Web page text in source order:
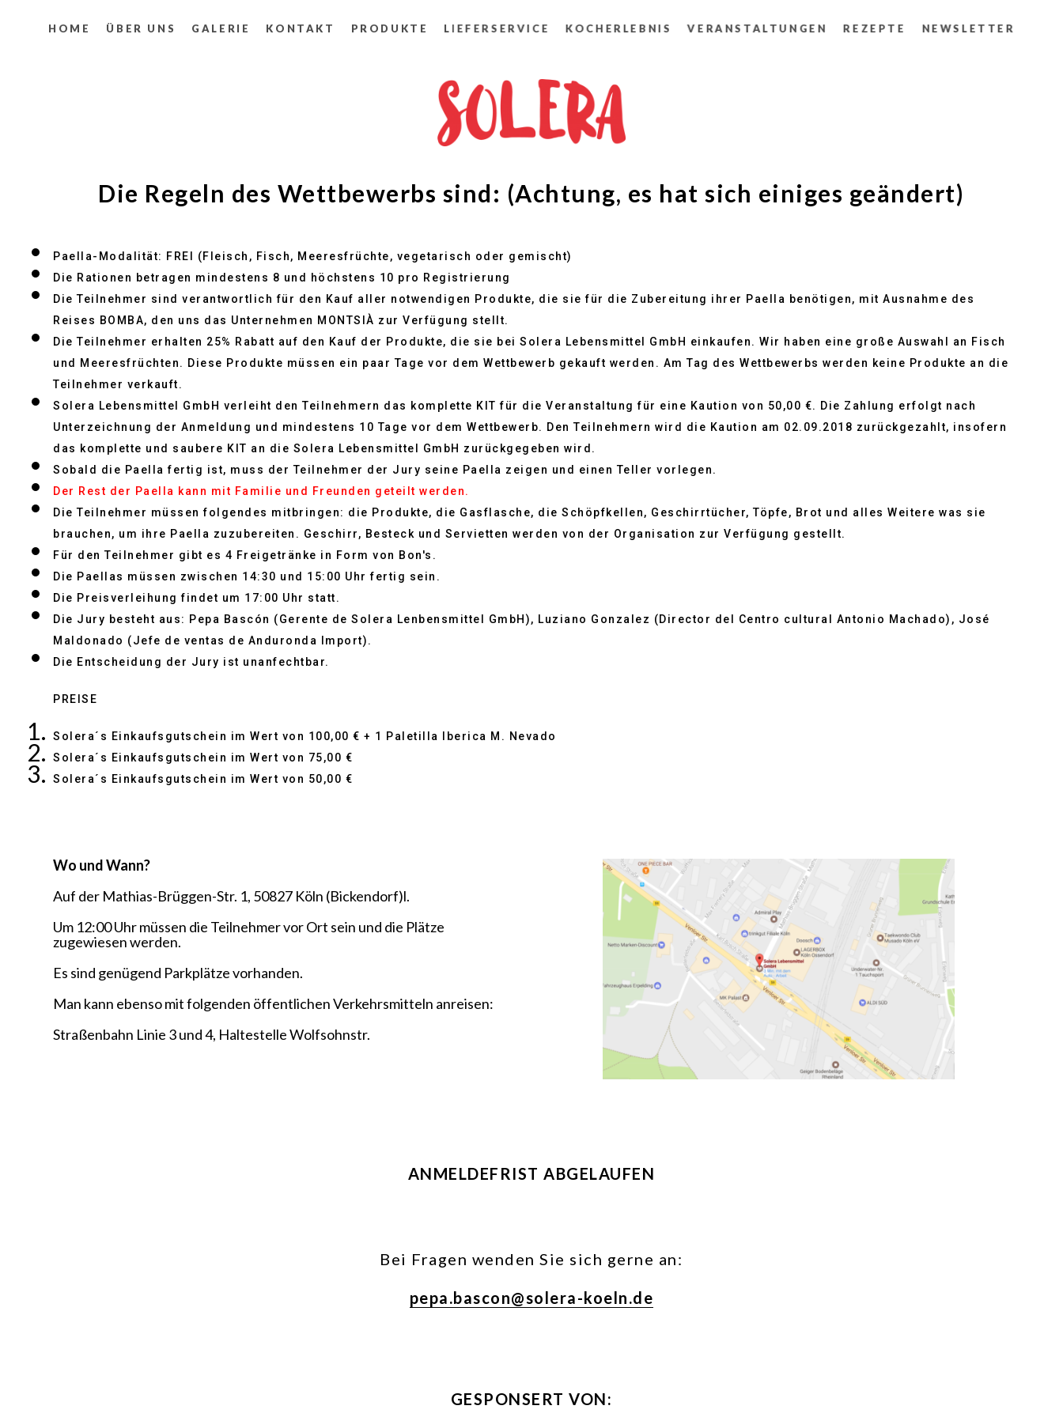
Die Regeln des Wettbewerbs sind: (Achtung, es hat sich einiges geändert)
Paella-Modalität: FREI (Fleisch, Fisch, Meeresfrüchte, vegetarisch oder gemischt)
Die Rationen betragen mindestens 8 und höchstens 10 pro Registrierung
Die Teilnehmer sind verantwortlich für den Kauf aller notwendigen Produkte, die sie für die Zubereitung ihrer Paella benötigen, mit Ausnahme des
Reises BOMBA, den uns das Unternehmen MONTSIÀ zur Verfügung stellt.
Die Teilnehmer erhalten 25% Rabatt auf den Kauf der Produkte, die sie bei Solera Lebensmittel GmbH einkaufen. Wir haben eine große Auswahl an Fisch
und Meeresfrüchten. Diese Produkte müssen ein paar Tage vor dem Wettbewerb gekauft werden. Am Tag des Wettbewerbs werden keine Produkte an die
Teilnehmer verkauft.
Solera Lebensmittel GmbH verleiht den Teilnehmern das komplette KIT für die Veranstaltung für eine Kaution von 50,00 €. Die Zahlung erfolgt nach
Unterzeichnung der Anmeldung und mindestens 10 Tage vor dem Wettbewerb. Den Teilnehmern wird die Kaution am 02.09.2018 zurückgezahlt, insofern
das komplette und saubere KIT an die Solera Lebensmittel GmbH zurückgegeben wird.
Sobald die Paella fertig ist, muss der Teilnehmer der Jury seine Paella zeigen und einen Teller vorlegen.
Der Rest der Paella kann mit Familie und Freunden geteilt werden.
Die Teilnehmer müssen folgendes mitbringen: die Produkte, die Gasflasche, die Schöpfkellen, Geschirrtücher, Töpfe, Brot und alles Weitere was sie
brauchen, um ihre Paella zuzubereiten. Geschirr, Besteck und Servietten werden von der Organisation zur Verfügung gestellt.
Für den Teilnehmer gibt es 4 Freigetränke in Form von Bon's.
Die Paellas müssen zwischen 14:30 und 15:00 Uhr fertig sein.
Die Preisverleihung findet um 17:00 Uhr statt.
Die Jury besteht aus: Pepa Bascón (Gerente de Solera Lenbensmittel GmbH), Luziano Gonzalez (Director del Centro cultural Antonio Machado), José
Maldonado (Jefe de ventas de Anduronda Import).
Die Entscheidung der Jury ist unanfechtbar.
PREISE
Solera´s Einkaufsgutschein im Wert von 100,00 € + 1 Paletilla Iberica M. Nevado
Solera´s Einkaufsgutschein im Wert von 75,00 €
Solera´s Einkaufsgutschein im Wert von 50,00 €
Wo und Wann?
Auf der Mathias-Brüggen-Str. 1, 50827 Köln (Bickendorf)l.
Um 12:00 Uhr müssen die Teilnehmer vor Ort sein und die Plätze
zugewiesen werden.
Es sind genügend Parkplätze vorhanden.
Man kann ebenso mit folgenden öffentlichen Verkehrsmitteln anreisen:
Straßenbahn Linie 3 und 4, Haltestelle Wolfsohnstr.
ANMELDEFRIST ABGELAUFEN
Bei Fragen wenden Sie sich gerne an:
pepa.bascon@solera-koeln.de
GESPONSERT VON:
HOME ÜBER UNS GALERIE KONTAKT PRODUKTE LIEFERSERVICE KOCHERLEBNIS VERANSTALTUNGEN REZEPTE NEWSLETTER